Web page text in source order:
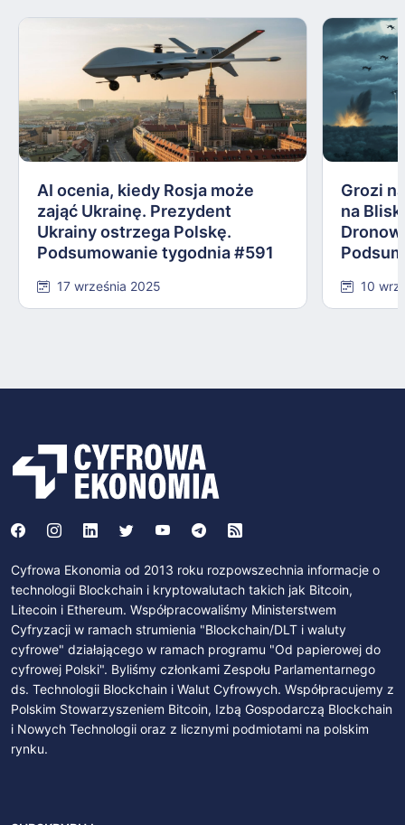
AI ocenia, kiedy Rosja może
zająć Ukrainę. Prezydent
Ukrainy ostrzega Polskę.
Podsumowanie tygodnia #591
17 września 2025
Grozi
na
10
Cyfrowa Ekonomia od 2013 roku rozpowszechnia informacje o
technologii Blockchain i kryptowalutach takich jak Bitcoin,
Litecoin i Ethereum. Współpracowaliśmy Ministerstwem
Cyfryzacji w ramach strumienia "Blockchain/DLT i waluty
cyfrowe" działającego w ramach programu "Od papierowej do
cyfrowej Polski". Byliśmy członkami Zespołu Parlamentarnego
ds. Technologii Blockchain i Walut Cyfrowych. Współpracujemy z
Polskim Stowarzyszeniem Bitcoin, Izbą Gospodarczą Blockchain
i Nowych Technologii oraz z licznymi podmiotami na polskim
rynku.